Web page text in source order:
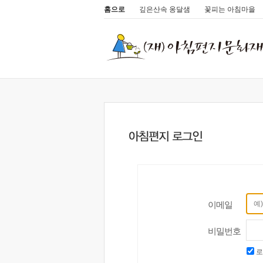
홈으로 깊은산속 옹달샘 꽃피는 아침마을
이메일
비밀번호